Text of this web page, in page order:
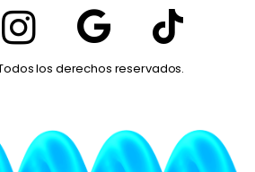
los derechos reservados.